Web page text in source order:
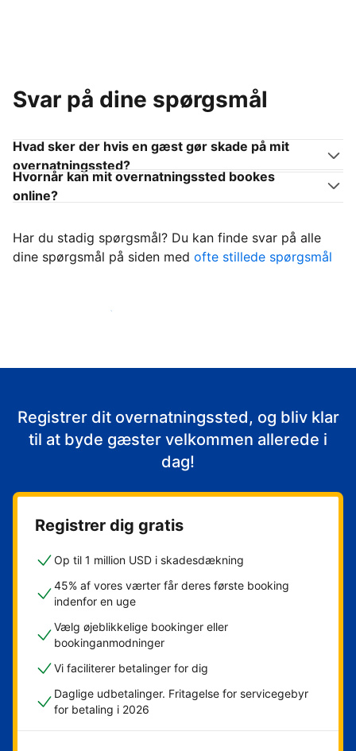
Svar på dine spørgsmål
Hvad sker der hvis en gæst gør skade på mit
overnatningssted?
Hvornår kan mit overnatningssted bookes
online?
Har du stadig spørgsmål? Du kan finde svar på alle
dine spørgsmål på siden med ofte stillede spørgsmål
Begynd at tage imod gæster
Registrer dit overnatningssted, og bliv klar
til at byde gæster velkommen allerede i
dag!
Registrer dig gratis
Op til 1 million USD i skadesdækning
45% af vores værter får deres første booking
indenfor en uge
Vælg øjeblikkelige bookinger eller
bookinganmodninger
Vi faciliterer betalinger for dig
Daglige udbetalinger. Fritagelse for servicegebyr
for betaling i 2026